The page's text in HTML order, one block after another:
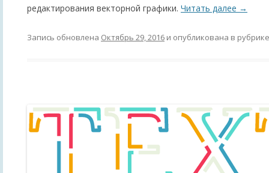
редактирования векторной графики. Читать далее →
Запись обновлена Октябрь 29, 2016 и опубликована в